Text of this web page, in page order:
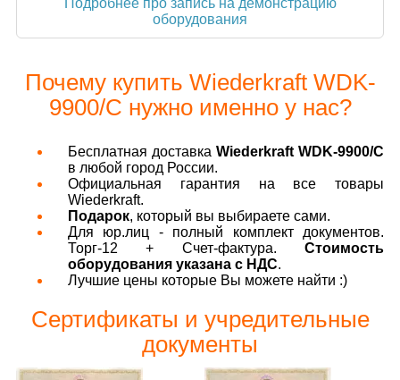
оборудования
Почему купить Wiederkraft WDK-
9900/C нужно именно у нас?
Бесплатная доставка Wiederkraft WDK-9900/C
в любой город России.
Официальная гарантия на все товары
Wiederkraft.
Подарок, который вы выбираете сами.
Для юр.лиц - полный комплект документов.
Торг-12 + Счет-фактура. Стоимость
оборудования указана с НДС.
Лучшие цены которые Вы можете найти :)
Сертификаты и учредительные
документы